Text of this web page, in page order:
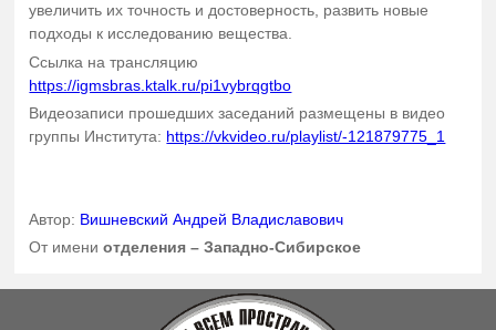
увеличить их точность и достоверность, развить новые
подходы к исследованию вещества.
Ссылка на трансляцию
https://igmsbras.ktalk.ru/pi1vybrqgtbo
Видеозаписи прошедших заседаний размещены в видео
группы Института: https://vkvideo.ru/playlist/-121879775_1
Автор: Вишневский Андрей Владиславович
От имениотделения – Западно-Сибирское